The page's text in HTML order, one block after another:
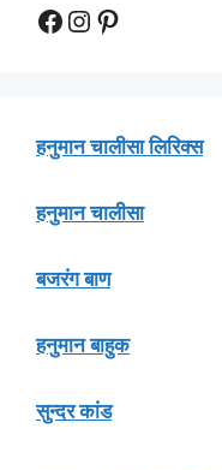
Facebook
Instagram
Pinterest
हनुमान चालीसा लिरिक्स
हनुमान चालीसा
बजरंग बाण
हनुमान बाहुक
सुन्दर कांड